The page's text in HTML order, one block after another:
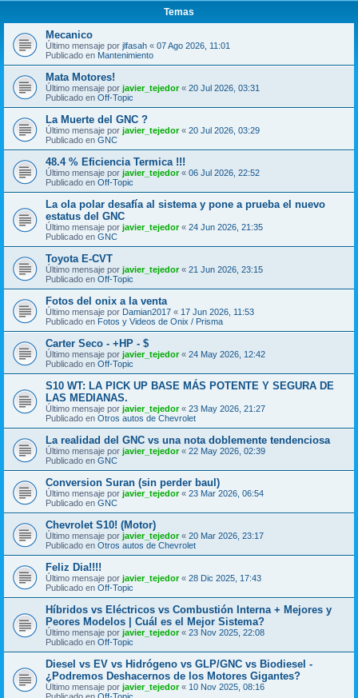
Temas
Mecanico
Último mensaje por jlfasah « 07 Ago 2026, 11:01
Publicado en Mantenimiento
Mata Motores!
Último mensaje por javier_tejedor« 20 Jul 2026, 03:31
Publicado en Off-Topic
La Muerte del GNC ?
Último mensaje por javier_tejedor« 20 Jul 2026, 03:29
Publicado en GNC
48.4 % Eficiencia Termica !!!
Último mensaje por javier_tejedor« 06 Jul 2026, 22:52
Publicado en Off-Topic
La ola polar desafía al sistema y pone a prueba el nuevo
estatus del GNC
Último mensaje por javier_tejedor« 24 Jun 2026, 21:35
Publicado en GNC
Toyota E-CVT
Último mensaje por javier_tejedor« 21 Jun 2026, 23:15
Publicado en Off-Topic
Fotos del onix a la venta
Último mensaje por Damian2017 « 17 Jun 2026, 11:53
Publicado en Fotos y Videos de Onix / Prisma
Carter Seco - +HP - $
Último mensaje por javier_tejedor« 24 May 2026, 12:42
Publicado en Off-Topic
S10 WT: LA PICK UP BASE MÁS POTENTE Y SEGURA DE
LAS MEDIANAS.
Último mensaje por javier_tejedor« 23 May 2026, 21:27
Publicado en Otros autos de Chevrolet
La realidad del GNC vs una nota doblemente tendenciosa
Último mensaje por javier_tejedor« 22 May 2026, 02:39
Publicado en GNC
Conversion Suran (sin perder baul)
Último mensaje por javier_tejedor« 23 Mar 2026, 06:54
Publicado en GNC
Chevrolet S10! (Motor)
Último mensaje por javier_tejedor« 20 Mar 2026, 23:17
Publicado en Otros autos de Chevrolet
Feliz Dia!!!!
Último mensaje por javier_tejedor« 28 Dic 2025, 17:43
Publicado en Off-Topic
Híbridos vs Eléctricos vs Combustión Interna + Mejores y
Peores Modelos | Cuál es el Mejor Sistema?
Último mensaje por javier_tejedor« 23 Nov 2025, 22:08
Publicado en Off-Topic
Diesel vs EV vs Hidrógeno vs GLP/GNC vs Biodiesel -
¿Podremos Deshacernos de los Motores Gigantes?
Último mensaje por javier_tejedor« 10 Nov 2025, 08:16
Publicado en Off-Topic